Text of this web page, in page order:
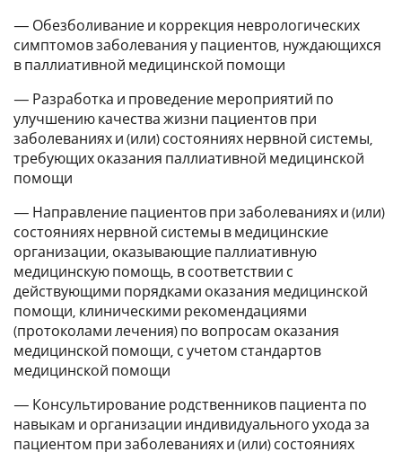
— Обезболивание и коррекция неврологических
симптомов заболевания у пациентов, нуждающихся
в паллиативной медицинской помощи
— Разработка и проведение мероприятий по
улучшению качества жизни пациентов при
заболеваниях и (или) состояниях нервной системы,
требующих оказания паллиативной медицинской
помощи
— Направление пациентов при заболеваниях и (или)
состояниях нервной системы в медицинские
организации, оказывающие паллиативную
медицинскую помощь, в соответствии с
действующими порядками оказания медицинской
помощи, клиническими рекомендациями
(протоколами лечения) по вопросам оказания
медицинской помощи, с учетом стандартов
медицинской помощи
— Консультирование родственников пациента по
навыкам и организации индивидуального ухода за
пациентом при заболеваниях и (или) состояниях